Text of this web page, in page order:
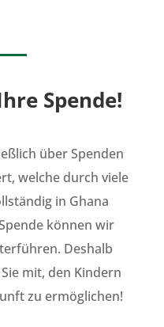
Spende!
über Spenden
welche durch viele
in Ghana
können wir
Deshalb
mit, den Kindern
zu ermöglichen!